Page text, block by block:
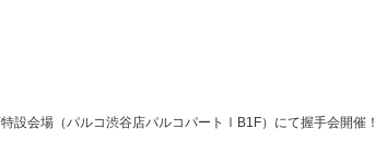
設会場（パルコ渋谷店パルコパートⅠB1F）にて握手会開催！